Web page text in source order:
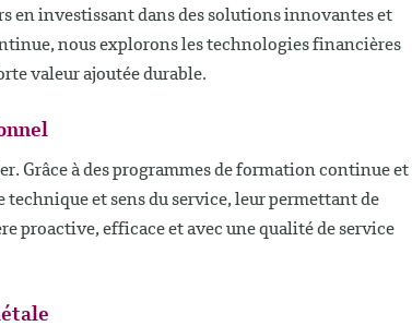
en investissant dans des solutions innovantes et
nous explorons les technologies financières
valeur ajoutée durable.
Grâce à des programmes de formation continue et
et sens du service, leur permettant de
proactive, efficace et avec une qualité de service